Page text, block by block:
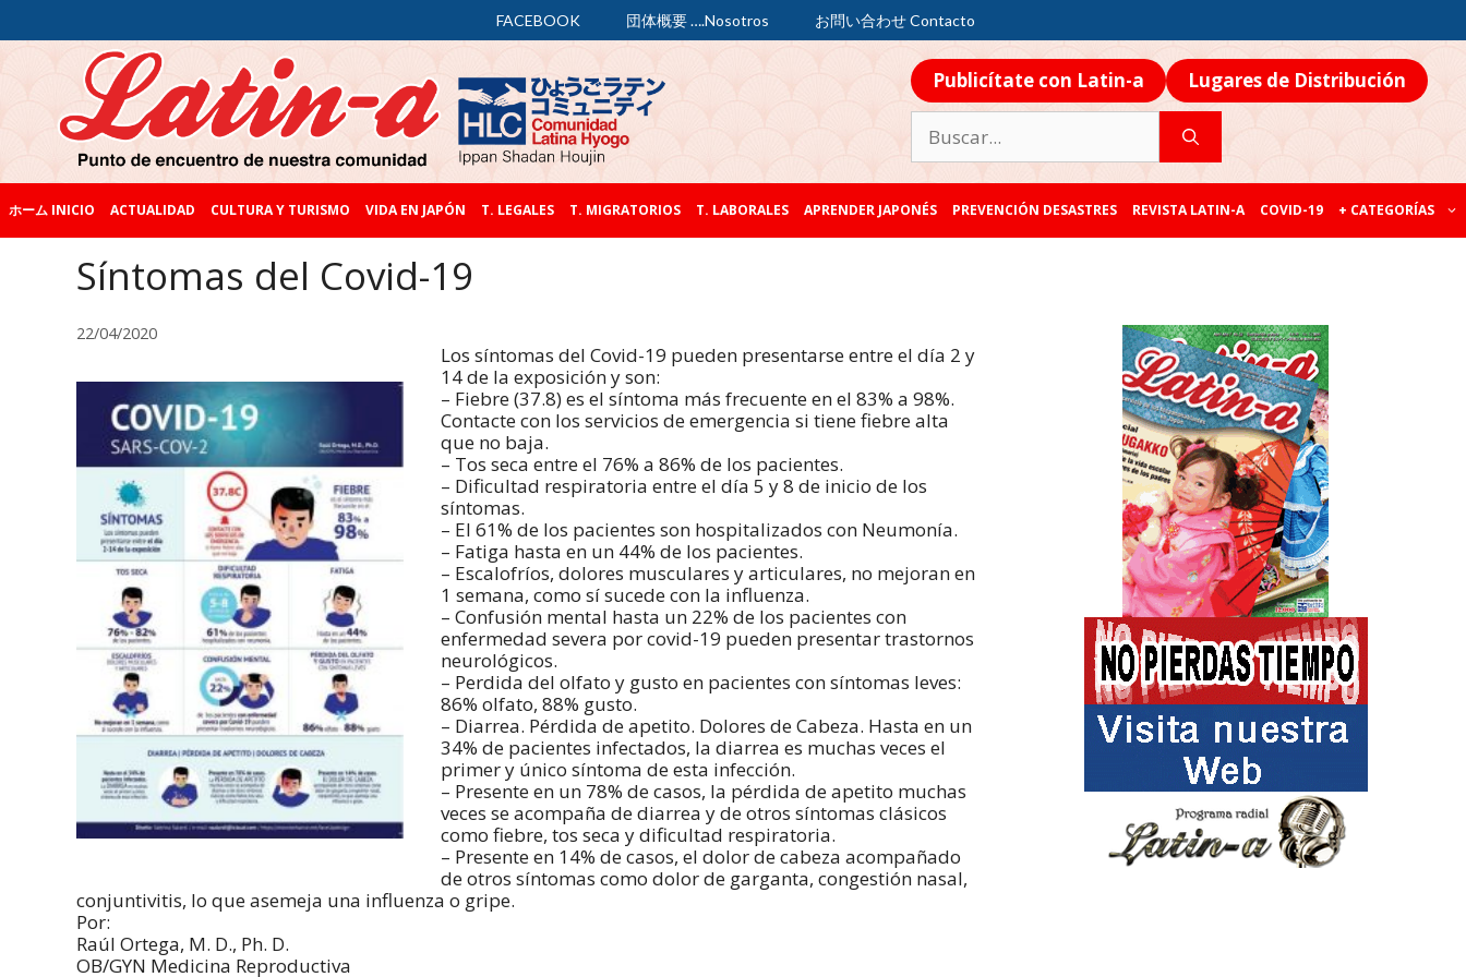
FACEBOOK 団体概要 ….Nosotros お問い合わせ Contacto
Publicítate con Latin-a Lugares de Distribución
ホーム INICIO ACTUALIDAD CULTURA Y TURISMO VIDA EN JAPÓN T. LEGALES T. MIGRATORIOS T. LABORALES APRENDER JAPONÉS PREVENCIÓN DESASTRES REVISTA LATIN-A COVID-19 + CATEGORÍAS
Síntomas del Covid-19
22/04/2020
Los síntomas del Covid-19 pueden presentarse entre el día 2 y
14 de la exposición y son:
– Fiebre (37.8) es el síntoma más frecuente en el 83% a 98%.
Contacte con los servicios de emergencia si tiene fiebre alta
que no baja.
– Tos seca entre el 76% a 86% de los pacientes.
– Dificultad respiratoria entre el día 5 y 8 de inicio de los
síntomas.
– El 61% de los pacientes son hospitalizados con Neumonía.
– Fatiga hasta en un 44% de los pacientes.
– Escalofríos, dolores musculares y articulares, no mejoran en
1 semana, como sí sucede con la influenza.
– Confusión mental hasta un 22% de los pacientes con
enfermedad severa por covid-19 pueden presentar trastornos
neurológicos.
– Perdida del olfato y gusto en pacientes con síntomas leves:
86% olfato, 88% gusto.
– Diarrea. Pérdida de apetito. Dolores de Cabeza. Hasta en un
34% de pacientes infectados, la diarrea es muchas veces el
primer y único síntoma de esta infección.
– Presente en un 78% de casos, la pérdida de apetito muchas
veces se acompaña de diarrea y de otros síntomas clásicos
como fiebre, tos seca y dificultad respiratoria.
– Presente en 14% de casos, el dolor de cabeza acompañado
de otros síntomas como dolor de garganta, congestión nasal,
conjuntivitis, lo que asemeja una influenza o gripe.
Por:
Raúl Ortega, M. D., Ph. D.
OB/GYN Medicina Reproductiva